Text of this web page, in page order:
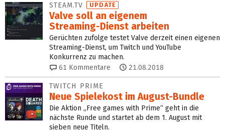
STEAM.TV UPDATE
Valve soll an eigenem
Streaming‑Dienst arbeiten
Gerüchten zufolge testet Valve derzeit einen eigenen
Streaming-Dienst, um Twitch und YouTube
Konkurrenz zu machen.
61 Kommentare 21.08.2018
TWITCH PRIME
Neue Spielekost im August-Bundle
Die Aktion „Free games with Prime“ geht in die
nächste Runde und startet ab dem 1. August mit
sieben neue Titeln.